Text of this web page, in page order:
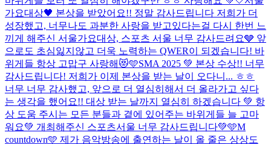
가요대상🖤 본상을 받았어요!! 정말 감사드립니다 저희가 더
성장했고, 너무나도 과분한 사랑을 받고있다는걸 다시 한번 느
끼게 해주신 서울가요대상, 스포츠 서울 너무 감사드려요🩶 앞
으로도 초심잃지않고 더욱 노력하는 QWER이 되겠습니다! 바
위게들 항상 고맙구 사랑해😻🩵SMA 2025 💚 본상 수상!! 너무
감사드립니다! 저희가 이제 본상을 받는 날이 오다니... ㅎㅎ
너무 너무 감사했고, 앞으로 더 열심히해서 더 올라가고 싶다
는 생각을 했어요!! 대상 받는 날까지 열심히 하겠습니다 💚 항
상 도움 주시는 모든 분들과 곁에 있어주는 바위게들 늘 고마
워요💚 개최해주신 스포츠서울 너무 감사드립니다💚🩵M
countdown🩵 제가 음악방송에 출연하는 날이 올 줄은 상상도